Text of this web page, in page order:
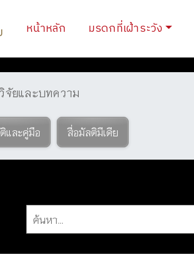
หน้าหลัก (current)
มรดกที่เฝ้าระวัง
ามรู้
จัยและบทความ
และคู่มือ สื่อมัลติมีเดีย